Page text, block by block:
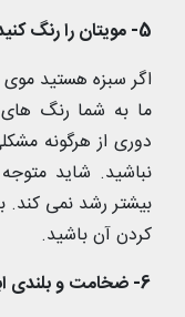
5- مویتان را رنگ کنید
اگر سبزه هستید
ما به شما رنگ های
دوری از هرگونه
نباشید. شاید
بیشتر رشد نمی کند.
کردن آن باشید.
6- ضخامت و بلندی ابروها را نگاه دارید